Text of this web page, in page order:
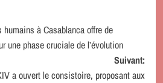
à Casablanca offre de
une phase cruciale de l’évolution
Suivant:
a ouvert le consistoire, proposant aux